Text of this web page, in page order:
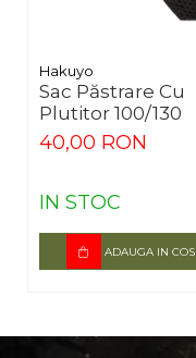
Hakuyo
Sac Păstrare Cu
Plutitor 100/130
40,00 RON
IN STOC
ADAUGA IN COS